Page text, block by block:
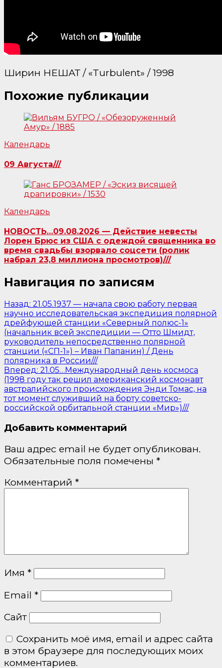
Ширин НЕШАТ / «Turbulent» / 1998
Похожие публикации
Календарь
09 Августа///
Календарь
НОВОСТЬ…09.08.2026 — Действие невесты
Лорен Брюс из США с одеждой священника во
время свадьбы взорвало соцсети (ролик
набрал 23,8 миллиона просмотров)///
Навигация по записям
Назад: 21.05.1937 — начала свою работу первая
научно исследовательская экспедиция полярной
дрейфующей станции «Северный полюс-1»
(начальник всей экспедиции — Отто Шмидт,
руководитель непосредственно полярной
станции («СП-1») – Иван Папанин) / День
полярника в России///
Вперед: 21.05…Международный день космоса
(1998 году так решил американский космонавт
австралийского происхождения Энди Томас, на
тот момент служивший на борту советско-
российской орбитальной станции «Мир»)///
Добавить комментарий
Ваш адрес email не будет опубликован.
Обязательные поля помечены *
Комментарий *
Имя *
Email *
Сайт
Сохранить моё имя, email и адрес сайта
в этом браузере для последующих моих
комментариев.